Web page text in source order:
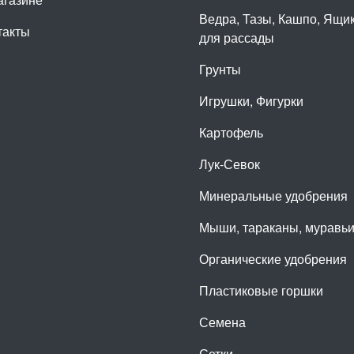
Ведра, Тазы, Кашпо,
для рассады
Грунты
Игрушки, Фигурки
Картофель
Лук-Севок
Минеральные удобрения
Мыши, тараканы, муравьи
Органические удобрения
Пластиковые горшки
Семена